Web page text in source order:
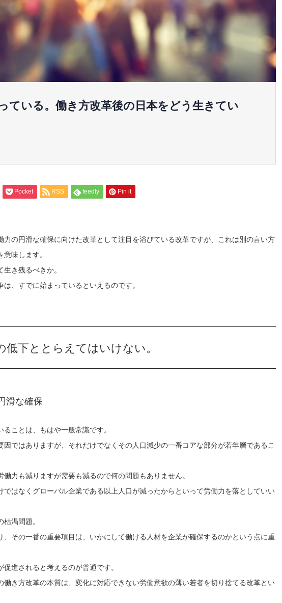
ている。働き方改革後の日本をどう生きてい
Pocket RSS feedly Pin it
力の円滑な確保に向けた改革として注目を浴びている改革ですが、これは別の言い方
味します。
き残るべきか。
、すでに始まっているといえるのです。
低下ととらえてはいけない。
滑な確保
ことは、もはや一般常識です。
ではありますが、それだけでなくその人口減少の一番コアな部分が若年層であるこ
力も減りますが需要も減るので何の問題もありません。
ではなくグローバル企業である以上人口が減ったからといって労働力を落としていい
渇問題。
その一番の重要項目は、いかにして働ける人材を企業が確保するのかという点に重
進されると考えるのが普通です。
働き方改革の本質は、変化に対応できない労働意欲の薄い若者を切り捨てる改革とい